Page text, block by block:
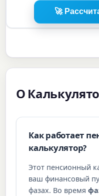
🚀
О
Как работает
калькулятор?
Этот пенсионный
ваш финансовый
фазах. Во время